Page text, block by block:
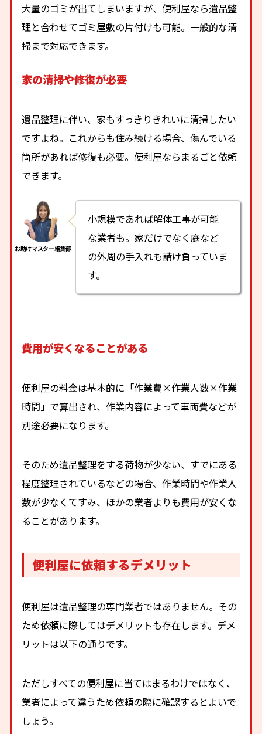
大量のゴミが出てしまいますが、便利屋なら遺品整
理と合わせてゴミ屋敷の片付けも可能。一般的な清
掃まで対応できます。
家の清掃や修復が必要
遺品整理に伴い、家もすっきりきれいに清掃したい
ですよね。これからも住み続ける場合、傷んでいる
箇所があれば修復も必要。便利屋ならまるごと依頼
できます。
小規模であれば解体工事が可能
な業者も。家だけでなく庭など
の外周の手入れも請け負っていま
す。
費用が安くなることがある
便利屋の料金は基本的に「作業費×作業人数×作業
時間」で算出され、作業内容によって車両費などが
別途必要になります。
そのため遺品整理をする荷物が少ない、すでにある
程度整理されているなどの場合、作業時間や作業人
数が少なくてすみ、ほかの業者よりも費用が安くな
ることがあります。
便利屋に依頼するデメリット
便利屋は遺品整理の専門業者ではありません。その
ため依頼に際してはデメリットも存在します。デメ
リットは以下の通りです。
ただしすべての便利屋に当てはまるわけではなく、
業者によって違うため依頼の際に確認するとよいで
しょう。